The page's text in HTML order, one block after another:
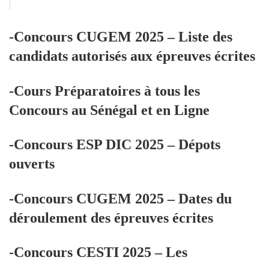
-Concours CUGEM 2025 – Liste des
candidats autorisés aux épreuves écrites
-Cours Préparatoires à tous les
Concours au Sénégal et en Ligne
-Concours ESP DIC 2025 – Dépots
ouverts
-Concours CUGEM 2025 – Dates du
déroulement des épreuves écrites
-Concours CESTI 2025 – Les